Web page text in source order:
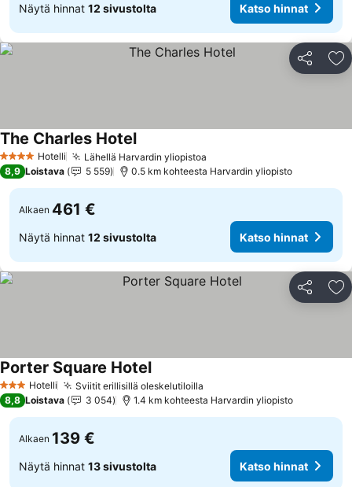
Näytä hinnat 12 sivustolta Katso hinnat
Jaa
4 Tähtiluokitus
Hotelli Lähellä Harvardin yliopistoa
The Charles Hotel
8,9 Loistava 5 559 0.5 km kohteesta Harvardin yliopisto
Alkaen 461 €
Näytä hinnat 12 sivustolta Katso hinnat
Jaa
3 Tähtiluokitus
Hotelli Sviitit erillisillä oleskelutiloilla
Porter Square Hotel
8,8 Loistava 3 054 1.4 km kohteesta Harvardin yliopisto
Alkaen 139 €
Näytä hinnat 13 sivustolta Katso hinnat